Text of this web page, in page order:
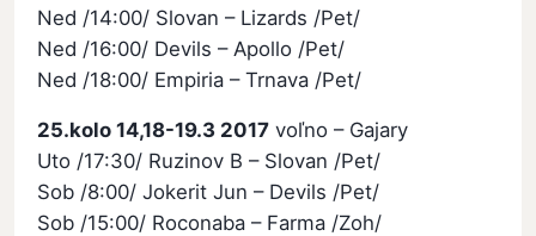
Ned /14:00/ Slovan – Lizards /Pet/
Ned /16:00/ Devils – Apollo /Pet/
Ned /18:00/ Empiria – Trnava /Pet/
25.kolo 14,18-19.3 2017 voľno – Gajary
Uto /17:30/ Ruzinov B – Slovan /Pet/
Sob /8:00/ Jokerit Jun – Devils /Pet/
Sob /15:00/ Roconaba – Farma /Zoh/